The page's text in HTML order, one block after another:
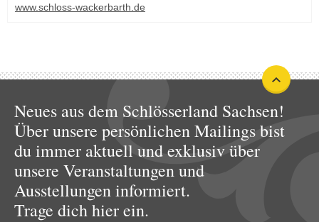
www.schloss-wackerbarth.de
Neues aus dem Schlösserland Sachsen!
Über unsere persönlichen Mailings bist
du immer aktuell und exklusiv über
unsere Veranstaltungen und
Ausstellungen informiert.
Trage dich hier ein.